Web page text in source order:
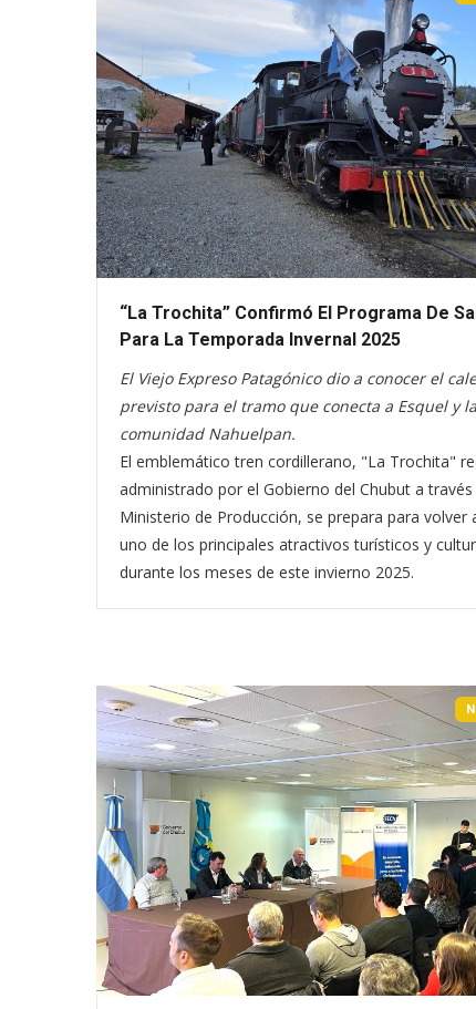
“La Trochita” Confirmó El Programa De
Para La Temporada Invernal 2025
El Viejo Expreso Patagónico dio a conocer el
previsto para el tramo que conecta a Esquel y la
comunidad Nahuelpan.
El emblemático tren cordillerano, "La Trochita"
administrado por el Gobierno del Chubut a través
Ministerio de Producción, se prepara para volver
uno de los principales atractivos turísticos y
durante los meses de este invierno 2025.